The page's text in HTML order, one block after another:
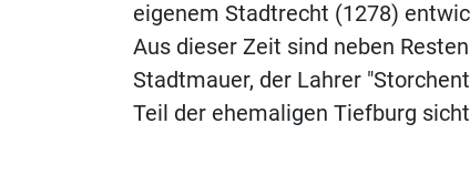
eigenem Stadtrecht (1278)
Aus dieser Zeit sind neben
Stadtmauer, der Lahrer
Teil der ehemaligen Tiefburg